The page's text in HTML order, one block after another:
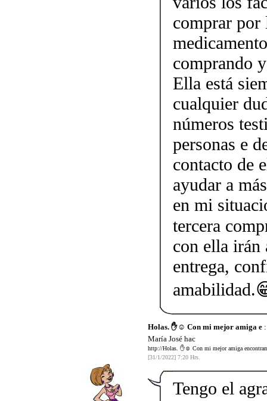
comprar por
comprando
Ella está
cualquier
números
personas e
contacto de
ayudar a
en mi
tercera
con ella irán
entrega,
Holas. ✋☺️ Con mi mejor amiga e
María José hac
http://Holas. ✋☺️ Con mi mejor amiga
[31/1/2022] 7:20 Hrs.
Tengo el